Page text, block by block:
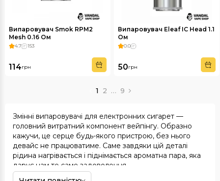
Випаровувач Smok RPM2
Mesh 0.16 Ом
4.7 153
114грн
Випаровувач Eleaf IC Head 1.1
Ом
0.0
50грн
1 2 … 9
Змінні випаровувачі для електронних сигарет —
головний витратний компонент вейпінгу. Образно
кажучи, це серце будь-якого пристрою, без нього
девайс не працюватиме. Саме завдяки цій деталі
рідина нагрівається і піднімається ароматна пара, яка
дарує нам те саме задоволення.